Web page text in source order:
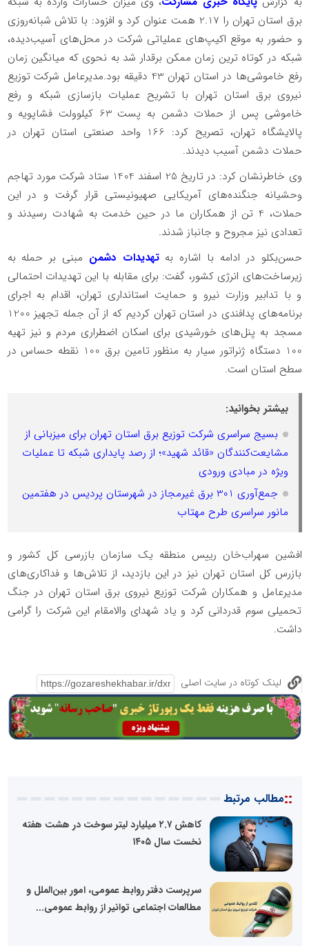
برق استان تهران را 2.17 همت عنوان کرد و افزود: با تلاش شبانه‌روزی
و حضور به موقع اکیپ‌های عملیاتی شرکت در محل‌های آسیب‌دیده،
شبکه در کوتاه ترین زمان ممکن برقدار شد به نحوی که میانگین زمان
رفع خاموشی‌ها در استان تهران 43 دقیقه بود.مدیرعامل شرکت توزیع
نیروی برق استان تهران با تشریح عملیات بازسازی شبکه و رفع
خاموشی پس از حملات دشمن به پست 63 کیلوولت فشاپویه و
پالایشگاه تهران، تصریح کرد: 166 واحد صنعتی استان تهران در
حملات دشمن آسیب دیدند.
️وی خاطرنشان کرد: در تاریخ 25 اسفند 1404 ستاد شرکت مورد تهاجم
وحشیانه جنگنده‌های آمریکایی صهیونیستی قرار گرفت و در این
حملات، 4 تن از همکاران ما در حین خدمت به شهادت رسیدند و
تعدادی نیز مجروح و جانباز شدند.
️حسن‌بکلو در ادامه با اشاره بهتهدیدات دشمن مبنی بر حمله به
زیرساخت‌های انرژی کشور، گفت: برای مقابله با این تهدیدات احتمالی
و با تدابیر وزارت نیرو و حمایت استانداری تهران، اقدام به اجرای
برنامه‌های پدافندی در استان تهران کردیم که از آن جمله تجهیز 1200
مسجد به پنل‌های خورشیدی برای اسکان اضطراری مردم و نیز تهیه
100 دستگاه ژنراتور سیار به منظور تامین برق 100 نقطه حساس در
سطح استان است.
بیشتر بخوانید:
بسیج سراسری شرکت توزیع برق استان تهران برای میزبانی از
مشایعت‌کنندگان «قائد شهید»؛ از رصد پایداری شبکه تا عملیات
ویژه در مبادی ورودی
جمع‌آوری 301 برق غیرمجاز در شهرستان پردیس در هفتمین
مانور سراسری طرح مهتاب
️افشین سهراب‌خان رییس منطقه یک سازمان بازرسی کل کشور و
بازرس کل استان تهران نیز در این بازدید، از تلاش‌ها و فداکاری‌های
مدیرعامل و همکاران شرکت توزیع نیروی برق استان تهران در جنگ
تحمیلی سوم قدردانی کرد و یاد شهدای والامقام این شرکت را گرامی
داشت.
لینک کوتاه در سایت اصلی
::مطالب مرتبط
کاهش ۲.۷ میلیارد لیتر سوخت در هشت هفته
نخست سال ۱۴۰۵
سرپرست دفتر روابط عمومی، امور بین‌الملل و
مطالعات اجتماعی توانیر از روابط عمومی...